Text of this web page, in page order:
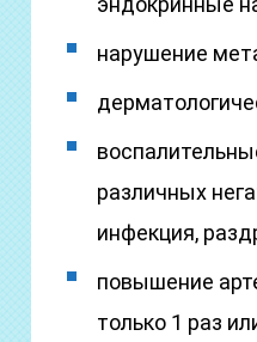
нарушение
различных
инфекция,
повышение
только 1 раз